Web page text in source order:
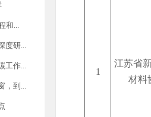
和...
度研...
工作...
，到...
1
江苏省
材料